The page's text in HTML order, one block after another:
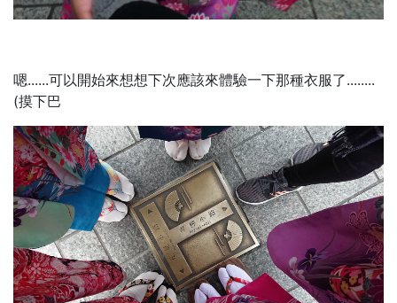
嗯......可以開始來想想下次應該來體驗一下那種衣服了........
(摸下巴